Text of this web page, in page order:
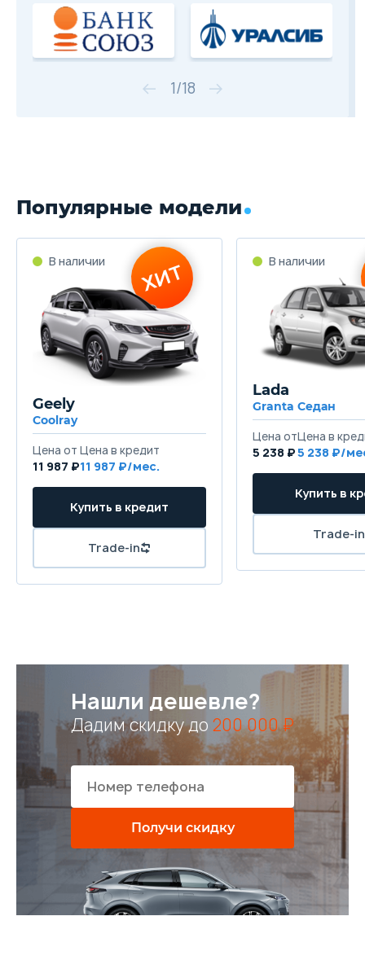
1/18
Популярные модели
Geely
Coolray
11 987 ₽11 987
Lada
Granta Седан
5 238 ₽5 238
Нашли дешевле?
Дадим скидку до 200 000 ₽
Получи скидку